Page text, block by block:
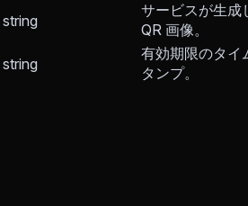
string
サービスが生成
QR 画像。
string
有効期限のタイ
タンプ。